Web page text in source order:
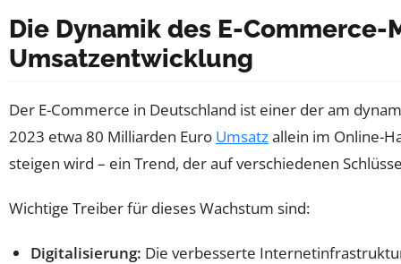
Die Dynamik des E-
Umsatzentwicklung
Der E-Commerce in Deutschland ist einer der am
2023 etwa 80 Milliarden Euro Umsatzallein im Online-
steigen wird – ein Trend, der auf verschiedenen
Wichtige Treiber für dieses Wachstum sind:
Digitalisierung: Die verbesserte